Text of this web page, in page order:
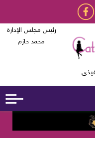
رئيس مجلس الإدارة
محمد حازم